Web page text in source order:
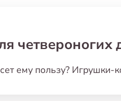
четвероногих
ему пользу? Игрушки-